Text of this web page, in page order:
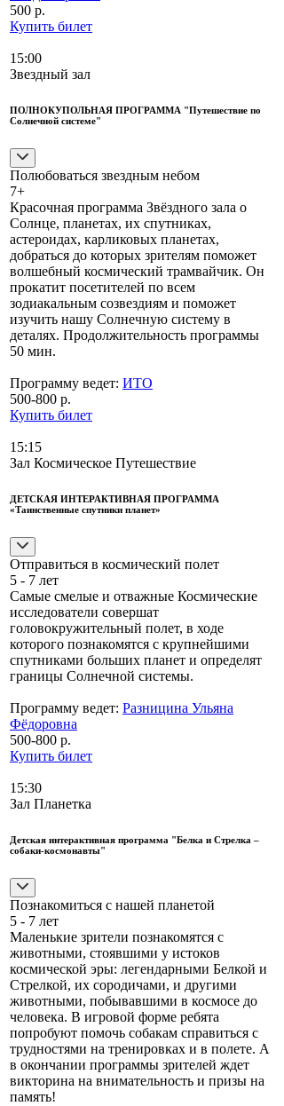
500 р.
Купить билет
15:00
Звездный зал
ПОЛНОКУПОЛЬНАЯ ПРОГРАММА "Путешествие по
Солнечной системе"
Полюбоваться звездным небом
7+
Красочная программа Звёздного зала о
Солнце, планетах, их спутниках,
астероидах, карликовых планетах,
добраться до которых зрителям поможет
волшебный космический трамвайчик. Он
прокатит посетителей по всем
зодиакальным созвездиям и поможет
изучить нашу Солнечную систему в
деталях. Продолжительность программы
50 мин.
Программу ведет: ИТО
500-800 р.
Купить билет
15:15
Зал Космическое Путешествие
ДЕТСКАЯ ИНТЕРАКТИВНАЯ ПРОГРАММА
«Таинственные спутники планет»
Отправиться в космический полет
5 - 7 лет
Самые смелые и отважные Космические
исследователи совершат
головокружительный полет, в ходе
которого познакомятся с крупнейшими
спутниками больших планет и определят
границы Солнечной системы.
Программу ведет: Разницина Ульяна
Фёдоровна
500-800 р.
Купить билет
15:30
Зал Планетка
Детская интерактивная программа "Белка и Стрелка –
собаки-космонавты"
Познакомиться с нашей планетой
5 - 7 лет
Маленькие зрители познакомятся с
животными, стоявшими у истоков
космической эры: легендарными Белкой и
Стрелкой, их сородичами, и другими
животными, побывавшими в космосе до
человека. В игровой форме ребята
попробуют помочь собакам справиться с
трудностями на тренировках и в полете. А
в окончании программы зрителей ждет
викторина на внимательность и призы на
память!